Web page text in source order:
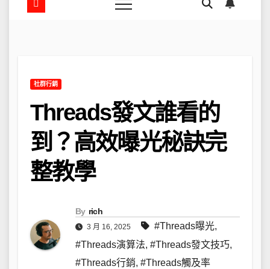
社群行銷
Threads發文誰看的
到？高效曝光秘訣完
整教學
By rich
3 月 16, 2025 #Threads曝光,
#Threads演算法, #Threads發文技巧,
#Threads行銷, #Threads觸及率